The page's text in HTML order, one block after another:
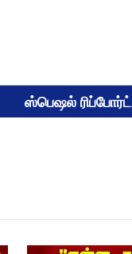
ஸ்பெஷல் ரிப்போர்ட்